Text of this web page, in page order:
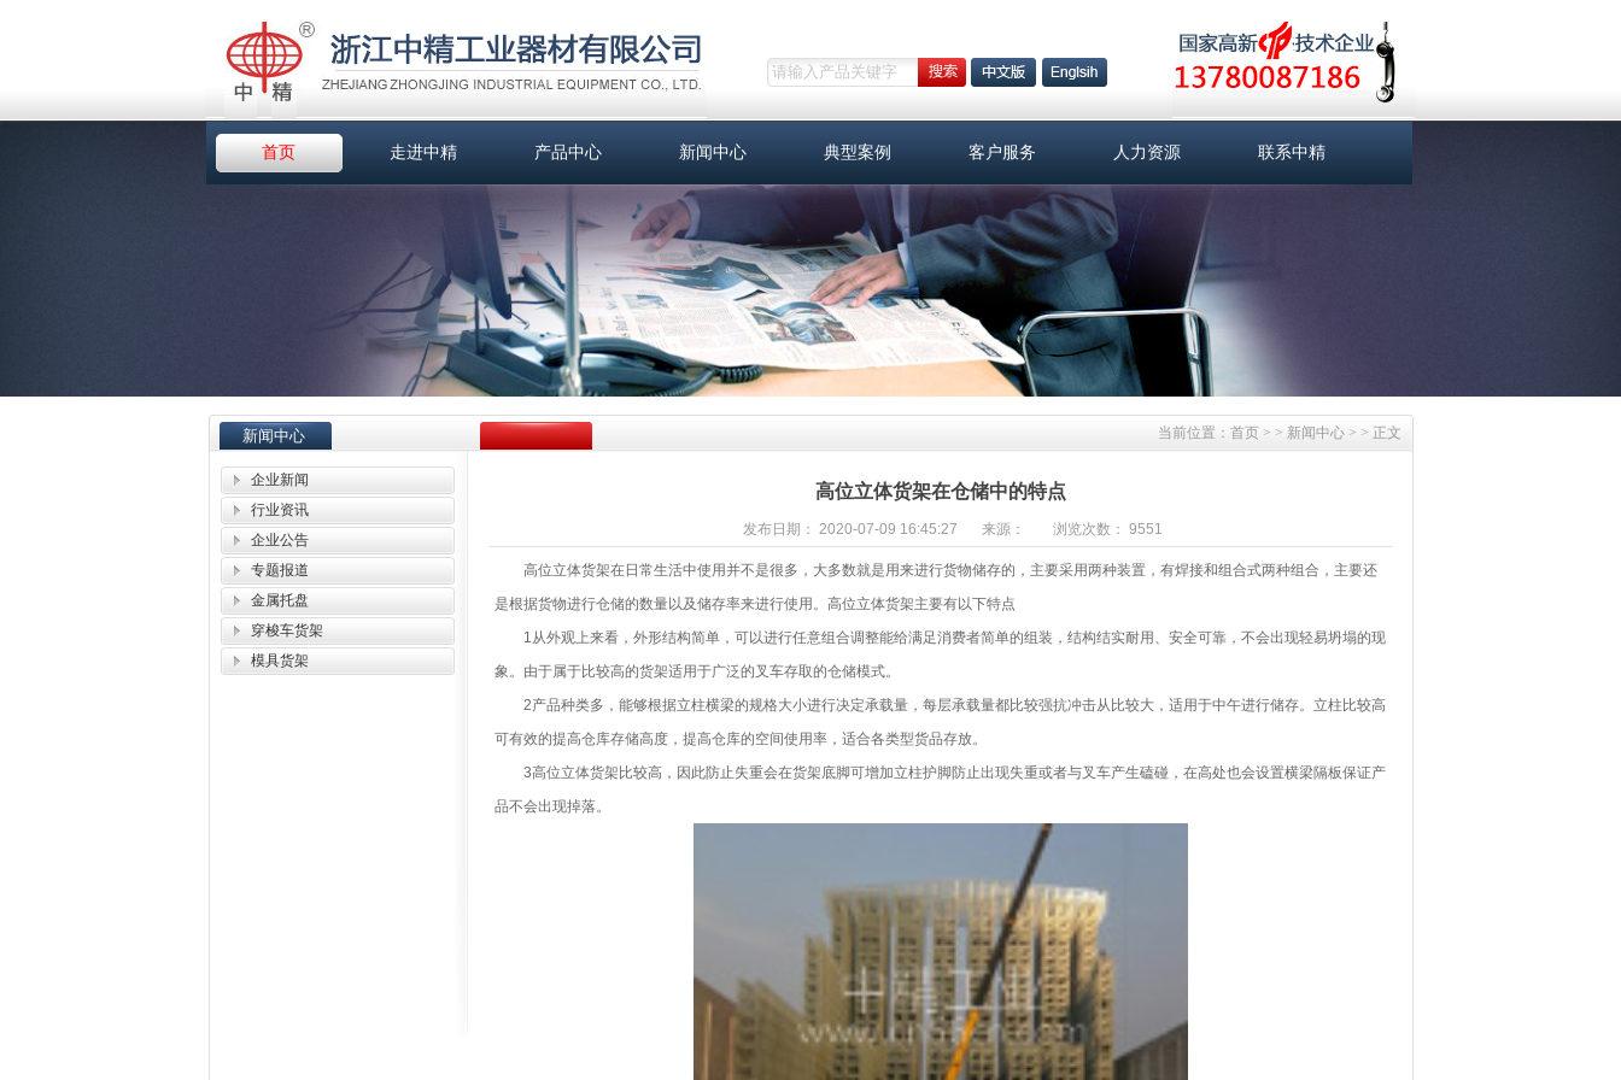
首页 走进中精 产品中心 新闻中心 典型案例 客户服务 人力资源 联系中精
新闻中心
企业新闻
行业资讯
企业公告
专题报道
金属托盘
穿梭车货架
模具货架
当前位置： 首页> > 新闻中心> > 正文
高位立体货架在仓储中的特点
发布日期： 2020-07-09 16:45:27 来源： 浏览次数： 9551
高位立体货架在日常生活中使用并不是很多，大多数就是用来进行货物储存的，主要采用两种装置，有焊接和组合式两种组合，主要还
是根据货物进行仓储的数量以及储存率来进行使用。高位立体货架主要有以下特点
1从外观上来看，外形结构简单，可以进行任意组合调整能给满足消费者简单的组装，结构结实耐用、安全可靠，不会出现轻易坍塌的现
象。由于属于比较高的货架适用于广泛的叉车存取的仓储模式。
2产品种类多，能够根据立柱横梁的规格大小进行决定承载量，每层承载量都比较强抗冲击从比较大，适用于中午进行储存。立柱比较高
可有效的提高仓库存储高度，提高仓库的空间使用率，适合各类型货品存放。
3高位立体货架比较高，因此防止失重会在货架底脚可增加立柱护脚防止出现失重或者与叉车产生磕碰，在高处也会设置横梁隔板保证产
品不会出现掉落。